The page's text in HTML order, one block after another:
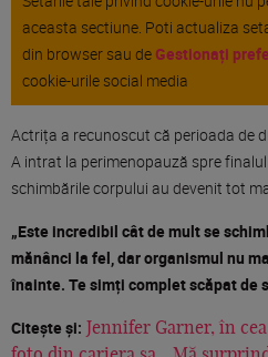
aceasta sectiune. Poti actualiza
din browser sau de Gestionați
cookie-urile social media
Actrița a recunoscut că perioada de
A intrat la perimenopauză spre
schimbările corpului au devenit tot
„Este incredibil cât de mult se
mănânci la fel, dar organismul nu
înainte. Te simți complet scăpat de
Citește și: Jennifer Garner, în